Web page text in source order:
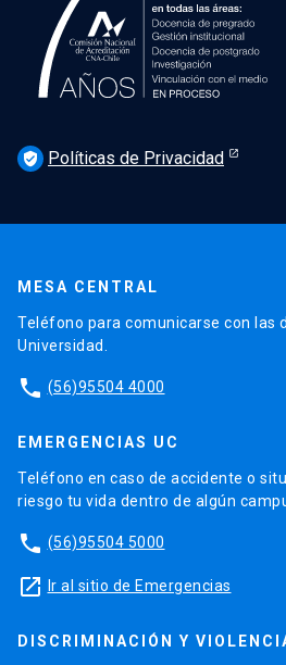
verified_user Políticas de Privacidad
MESA CENTRAL
Teléfono para comunicarse con las
Universidad.
phone (56)95504 4000
EMERGENCIAS UC
Teléfono en caso de accidente o
riesgo tu vida dentro de algún
phone (56)95504 5000
launch Ir al sitio de Emergencias
DISCRIMINACIÓN Y